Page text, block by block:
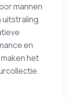
mannen
uitstraling
en
het